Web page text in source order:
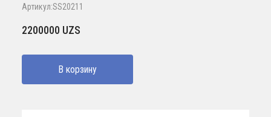
Артикул:SS20211
2200000 UZS
В корзину